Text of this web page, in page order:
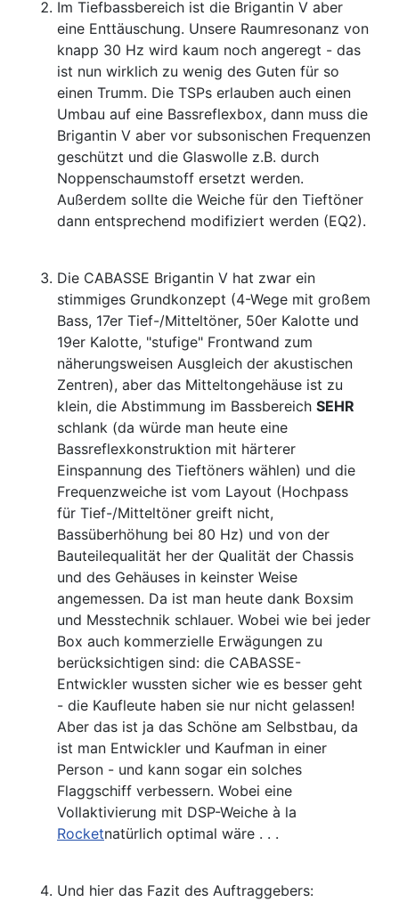
Im Tiefbassbereich ist die Brigantin V aber
eine Enttäuschung. Unsere Raumresonanz von
knapp 30 Hz wird kaum noch angeregt - das
ist nun wirklich zu wenig des Guten für so
einen Trumm. Die TSPs erlauben auch einen
Umbau auf eine Bassreflexbox, dann muss die
Brigantin V aber vor subsonischen Frequenzen
geschützt und die Glaswolle z.B. durch
Noppenschaumstoff ersetzt werden.
Außerdem sollte die Weiche für den Tieftöner
dann entsprechend modifiziert werden (EQ2).
Die CABASSE Brigantin V hat zwar ein
stimmiges Grundkonzept (4-Wege mit großem
Bass, 17er Tief-/Mitteltöner, 50er Kalotte und
19er Kalotte, "stufige" Frontwand zum
näherungsweisen Ausgleich der akustischen
Zentren), aber das Mitteltongehäuse ist zu
klein, die Abstimmung im Bassbereich SEHR
schlank (da würde man heute eine
Bassreflexkonstruktion mit härterer
Einspannung des Tieftöners wählen) und die
Frequenzweiche ist vom Layout (Hochpass
für Tief-/Mitteltöner greift nicht,
Bassüberhöhung bei 80 Hz) und von der
Bauteilequalität her der Qualität der Chassis
und des Gehäuses in keinster Weise
angemessen. Da ist man heute dank Boxsim
und Messtechnik schlauer. Wobei wie bei jeder
Box auch kommerzielle Erwägungen zu
berücksichtigen sind: die CABASSE-
Entwickler wussten sicher wie es besser geht
- die Kaufleute haben sie nur nicht gelassen!
Aber das ist ja das Schöne am Selbstbau, da
ist man Entwickler und Kaufman in einer
Person - und kann sogar ein solches
Flaggschiff verbessern. Wobei eine
Vollaktivierung mit DSP-Weiche à la
Rocketnatürlich optimal wäre . . .
Und hier das Fazit des Auftraggebers: